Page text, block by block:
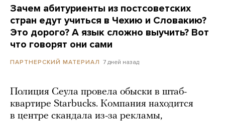
Зачем абитуриенты из постсоветских
стран едут учиться в Чехию и Словакию?
Это дорого? А язык сложно выучить? Вот
что говорят они сами
ПАРТНЕРСКИЙ МАТЕРИАЛ 7 дней назад
Полиция Сеула провела обыски в штаб-
квартире Starbucks. Компания находится
в центре скандала из-за рекламы,